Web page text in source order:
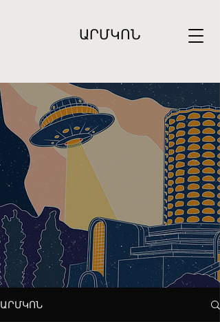
ԱՐՄԿՈՆ
ԱՐՄԿՈՆ